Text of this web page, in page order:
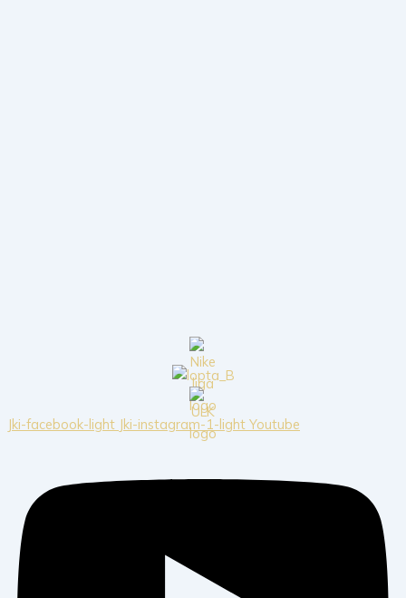
Jki-facebook-light Jki-instagram-1-light Youtube